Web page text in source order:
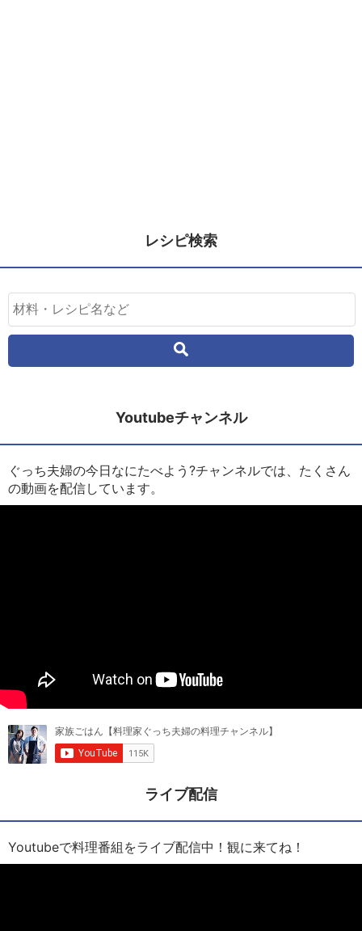
レシピ検索
Youtubeチャンネル
ぐっち夫婦の今日なにたべよう?チャンネルでは、たくさん
の動画を配信しています。
ライブ配信
Youtubeで料理番組をライブ配信中！観に来てね！